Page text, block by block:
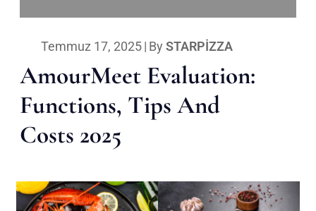
Temmuz 17, 2025| By STARPIZZA
AmourMeet Evaluation:
Functions, Tips And
Costs 2025